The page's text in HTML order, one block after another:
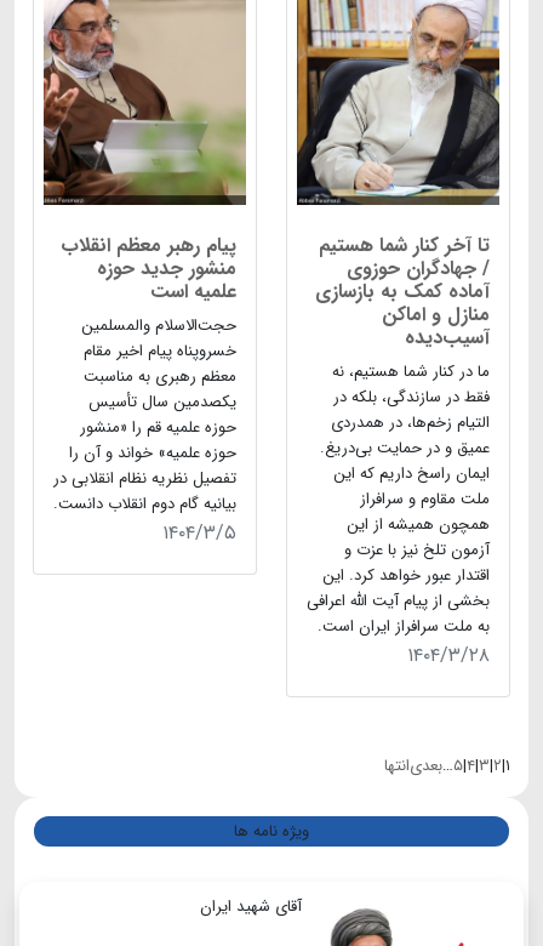
تا آخر کنار شما هستیم
/ جهادگران حوزوی
آماده کمک به بازسازی
منازل و اماکن
آسیب‌دیده
ما در کنار شما هستیم، نه
فقط در سازندگی، بلکه در
التیام زخم‌ها، در همدردی
عمیق و در حمایت بی‌دریغ.
ایمان راسخ داریم که این
ملت مقاوم و سرافراز
همچون همیشه از این
آزمون تلخ نیز با عزت و
اقتدار عبور خواهد کرد. این
بخشی از پیام آیت الله اعرافی
به ملت سرافراز ایران است.
۱۴۰۴/۳/۲۸
پیام رهبر معظم انقلاب
منشور جدید حوزه
علمیه است
حجت‌الاسلام والمسلمین
خسروپناه پیام اخیر مقام
معظم رهبری به مناسبت
یکصدمین سال تأسیس
حوزه علمیه قم را «منشور
حوزه علمیه» خواند و آن را
تفصیل نظریه نظام انقلابی در
بیانیه گام دوم انقلاب دانست.
۱۴۰۴/۳/۵
۱|۲|۳|۴|۵…بعدیانتها
ویژه نامه ها
آقای شهید ایران